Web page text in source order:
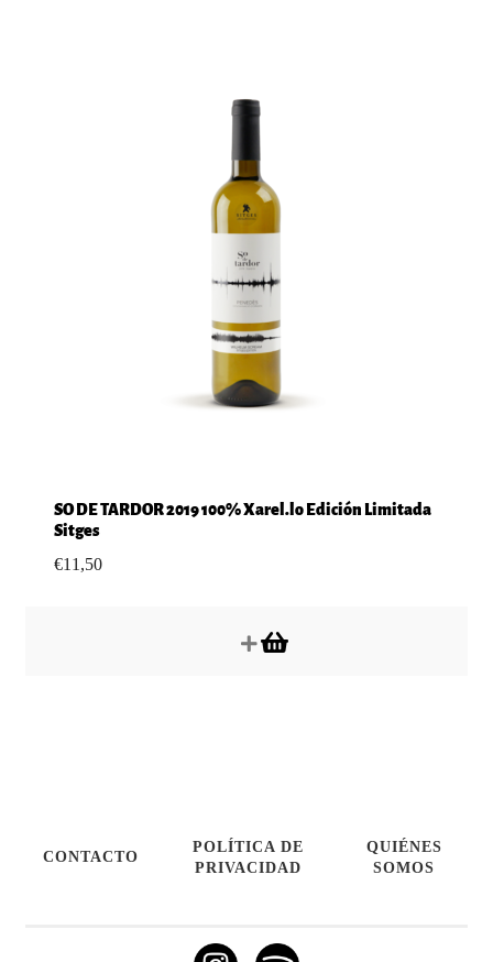
SO DE TARDOR 2019 100% Xarel.lo Edición Limitada
Sitges
€11,50
CONTACTO
POLÍTICA DE
PRIVACIDAD
QUIÉNES
SOMOS